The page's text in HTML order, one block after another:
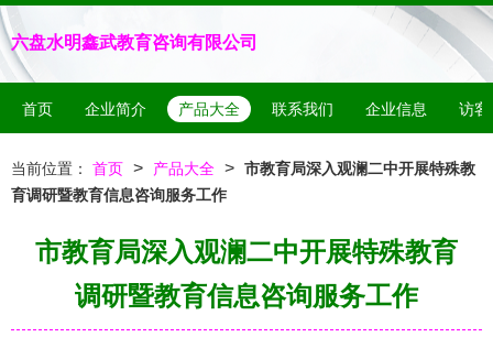
六盘水明鑫武教育咨询有限公司
首页 企业简介 产品大全 联系我们 企业信息 访客
当前位置： 首页 > 产品大全 > 市教育局深入观澜二中开展特殊教
育调研暨教育信息咨询服务工作
市教育局深入观澜二中开展特殊教育
调研暨教育信息咨询服务工作